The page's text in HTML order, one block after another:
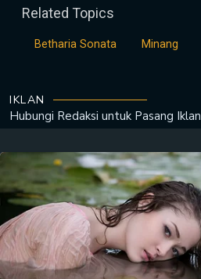
Related Topics
Betharia Sonata Minang
IKLAN
Hubungi Redaksi untuk Pasang Iklan